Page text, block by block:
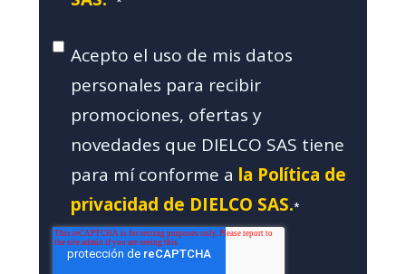
Acepto el uso de mis datos
personales para recibir
promociones, ofertas y
novedades que DIELCO SAS tiene
para mí conforme a la Política de
privacidad de DIELCO SAS.*